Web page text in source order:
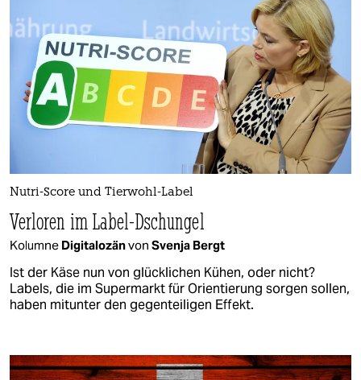
Nutri-Score und Tierwohl-Label
Verloren im Label-Dschungel
Kolumne Digitalozänvon Svenja Bergt
Ist der Käse nun von glücklichen Kühen, oder nicht?
Labels, die im Supermarkt für Orientierung sorgen sollen,
haben mitunter den gegenteiligen Effekt.